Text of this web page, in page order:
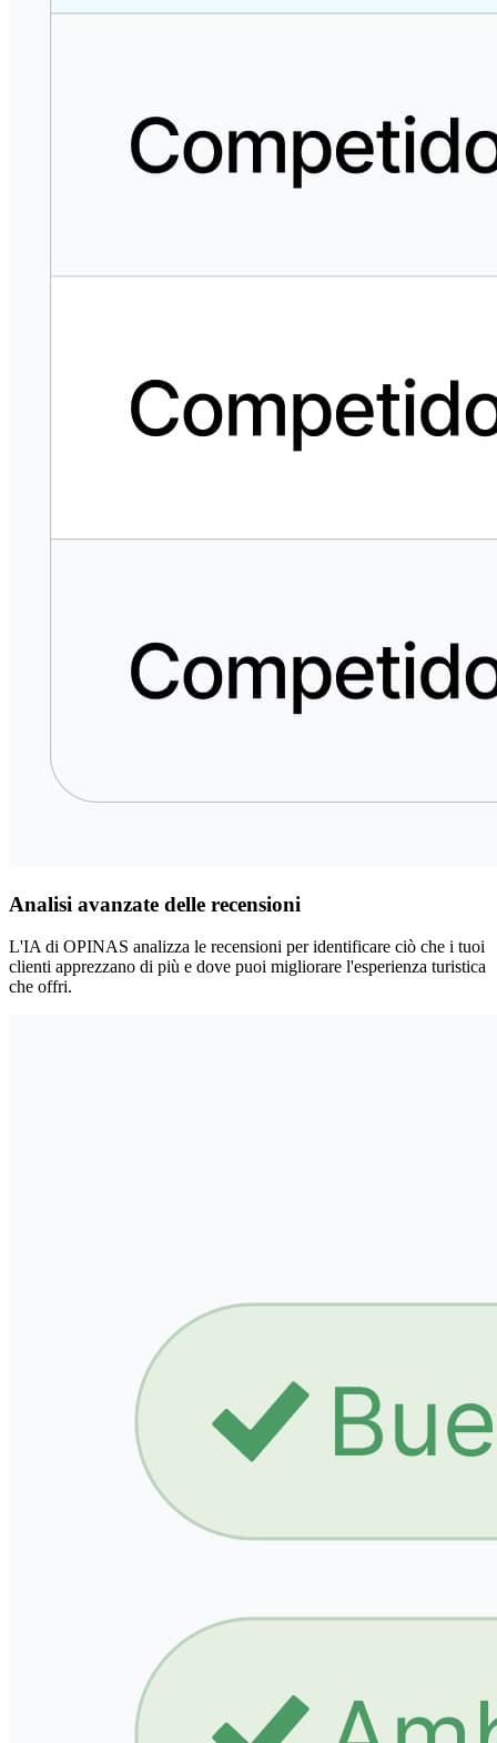
Analisi avanzate delle recensioni
L'IA di OPINAS analizza le recensioni per identificare ciò che i tuoi
clienti apprezzano di più e dove puoi migliorare l'esperienza turistica
che offri.